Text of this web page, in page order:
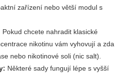
zařízení nebo větší modul s
Pokud chcete nahradit klasické
nikotinu vám vyhovují a zda
nebo nikotinové soli (nic salt).
Některé sady fungují lépe s vyšší